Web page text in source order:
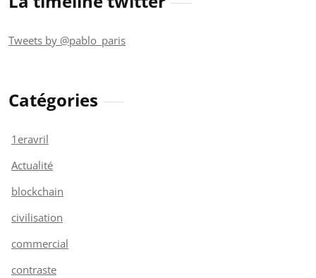
Tweets by @pablo_paris
Catégories
1eravril
Actualité
blockchain
civilisation
commercial
contraste